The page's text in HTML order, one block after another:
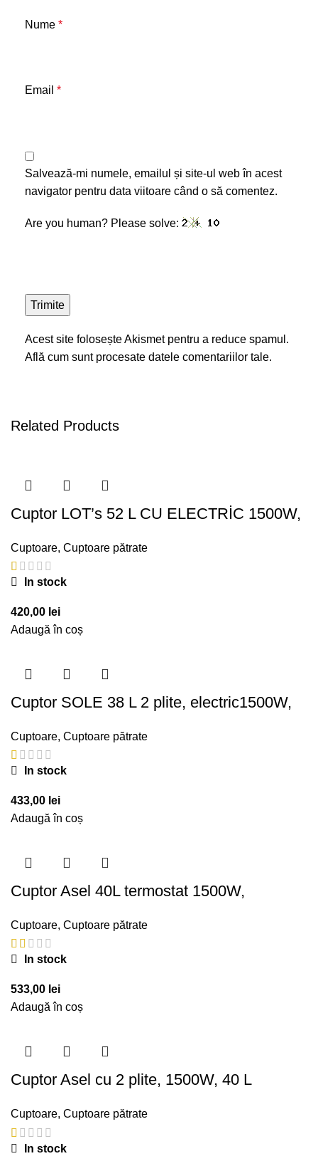
Nume *
Email *
Salvează-mi numele, emailul și site-ul web în acest
navigator pentru data viitoare când o să comentez.
Are you human? Please solve:
Acest site folosește Akismet pentru a reduce spamul.
Află cum sunt procesate datele comentariilor tale.
Related Products
Cuptor LOT’s 52 L CU ELECTRİC 1500W,
Cuptoare, Cuptoare pătrate
In stock
420,00 lei
Adaugă în coș
Cuptor SOLE 38 L 2 plite, electric1500W,
Cuptoare, Cuptoare pătrate
In stock
433,00 lei
Adaugă în coș
Cuptor Asel 40L termostat 1500W,
Cuptoare, Cuptoare pătrate
In stock
533,00 lei
Adaugă în coș
Cuptor Asel cu 2 plite, 1500W, 40 L
Cuptoare, Cuptoare pătrate
In stock